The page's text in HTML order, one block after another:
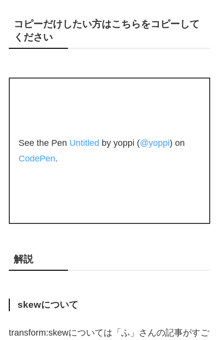
コピーだけしたい方はこちらをコピーして
ください
See the Pen Untitled by yoppi (@yoppi) on
CodePen.
解説
skewについて
transform:skewについては「ふ」さんの記事がすご